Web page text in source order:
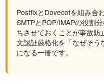
PostfixとDovecotを組み合
SMTPとPOP/IMAPの役割
ちさせておくことが事故
文認証厳格化を「なぜそう
になる一冊です。